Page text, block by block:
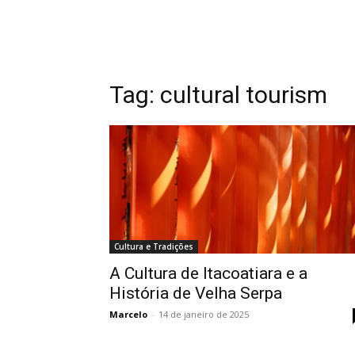
Tag: cultural tourism
Cultura e Tradições
A Cultura de Itacoatiara e a
História de Velha Serpa
Marcelo - 14 de janeiro de 2025